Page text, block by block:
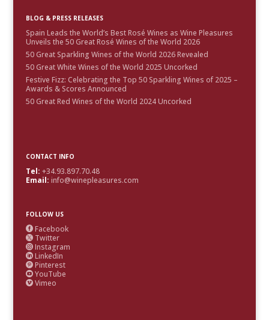
BLOG & PRESS RELEASES
Spain Leads the World’s Best Rosé Wines as Wine Pleasures
Unveils the 50 Great Rosé Wines of the World 2026
50 Great Sparkling Wines of the World 2026 Revealed
50 Great White Wines of the World 2025 Uncorked
Festive Fizz: Celebrating the Top 50 Sparkling Wines of 2025 –
Awards & Scores Announced
50 Great Red Wines of the World 2024 Uncorked
CONTACT INFO
Tel: +34.93.897.70.48
Email: info@winepleasures.com
FOLLOW US
 Facebook
 Twitter
 Instagram
 LinkedIn
 Pinterest
 YouTube
 Vimeo